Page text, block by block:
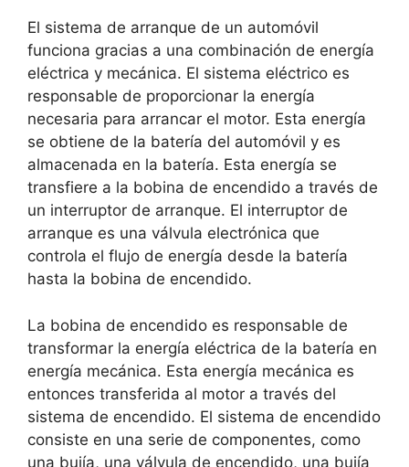
El sistema de arranque de un automóvil
funciona gracias a una combinación de energía
eléctrica y mecánica. El sistema eléctrico es
responsable de proporcionar la energía
necesaria para arrancar el motor. Esta energía
se obtiene de la batería del automóvil y es
almacenada en la batería. Esta energía se
transfiere a la bobina de encendido a través de
un interruptor de arranque. El interruptor de
arranque es una válvula electrónica que
controla el flujo de energía desde la batería
hasta la bobina de encendido.
La bobina de encendido es responsable de
transformar la energía eléctrica de la batería en
energía mecánica. Esta energía mecánica es
entonces transferida al motor a través del
sistema de encendido. El sistema de encendido
consiste en una serie de componentes, como
una bujía, una válvula de encendido, una bujía